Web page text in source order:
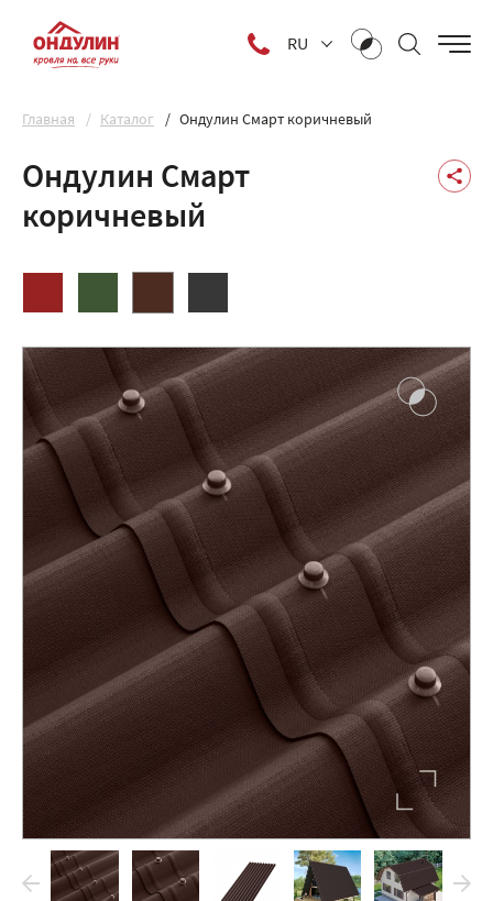
RU
Главная Каталог Ондулин Смарт коричневый
Ондулин Смарт
коричневый